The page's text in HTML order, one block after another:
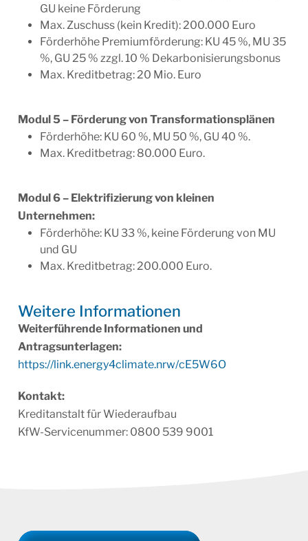
GU keine Förderung
Max. Zuschuss (kein Kredit): 200.000 Euro
Förderhöhe Premiumförderung: KU 45 %, MU 35
%, GU 25 % zzgl. 10 % Dekarbonisierungsbonus
Max. Kreditbetrag: 20 Mio. Euro
Modul 5 – Förderung von Transformationsplänen
Förderhöhe: KU 60 %, MU 50 %, GU 40 %.
Max. Kreditbetrag: 80.000 Euro.
Modul 6 – Elektrifizierung von kleinen
Unternehmen:
Förderhöhe: KU 33 %, keine Förderung von MU
und GU
Max. Kreditbetrag: 200.000 Euro.
Weitere Infor­ma­tionen
Weiterführende Informationen und
Antragsunterlagen:
https://link.energy4climate.nrw/cE5W6O
Kontakt:
Kreditanstalt für Wiederaufbau
KfW-Servicenummer: 0800 539 9001